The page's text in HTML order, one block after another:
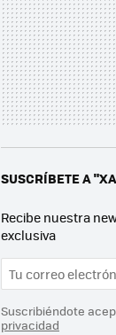
SUSCRÍBETE A
Recibe nuestra
exclusiva
Suscribiéndote
privacidad